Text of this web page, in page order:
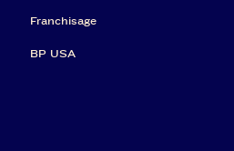
Franchisage
BP USA